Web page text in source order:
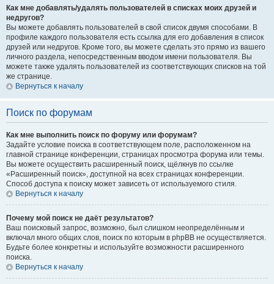
Как мне добавлять/удалять пользователей в списках моих друзей и
недругов?
Вы можете добавлять пользователей в свой список двумя способами. В
профиле каждого пользователя есть ссылка для его добавления в список
друзей или недругов. Кроме того, вы можете сделать это прямо из вашего
личного раздела, непосредственным вводом имени пользователя. Вы
можете также удалять пользователей из соответствующих списков на той
же странице.
Вернуться к началу
Поиск по форумам
Как мне выполнить поиск по форуму или форумам?
Задайте условие поиска в соответствующем поле, расположенном на
главной странице конференции, страницах просмотра форума или темы.
Вы можете осуществить расширенный поиск, щёлкнув по ссылке
«Расширенный поиск», доступной на всех страницах конференции.
Способ доступа к поиску может зависеть от используемого стиля.
Вернуться к началу
Почему мой поиск не даёт результатов?
Ваш поисковый запрос, возможно, был слишком неопределённым и
включал много общих слов, поиск по которым в phpBB не осуществляется.
Будьте более конкретны и используйте возможности расширенного
поиска.
Вернуться к началу